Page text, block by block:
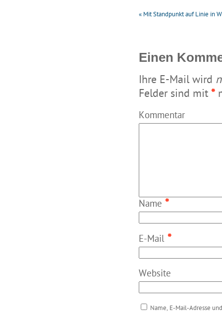
« Mit Standpunkt auf Linie in
Einen
Ihre E-Mail wird
Felder sind mit *
Kommentar
Name *
E-Mail *
Website
Name, E-Mail-Adresse